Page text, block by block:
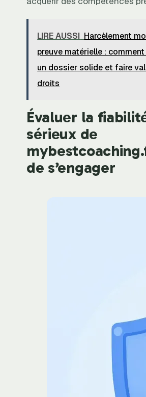
LIRE AUSSI Harcèlement
preuve matérielle :
un dossier solide et faire
droits
Évaluer la
sérieux de
de s’engager